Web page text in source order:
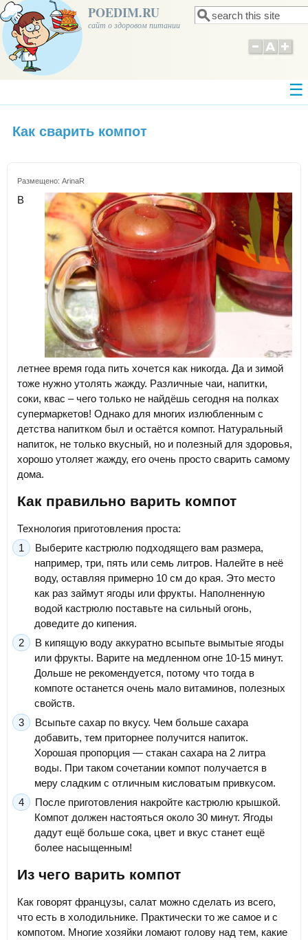
POEDIM.RU
сайт о здоровом питании Форма поиска
Поиск
Как сварить компот
Размещено: ArinaR
В
летнее время года пить хочется как никогда. Да и зимой
тоже нужно утолять жажду. Различные чаи, напитки,
соки, квас – чего только не найдёшь сегодня на полках
супермаркетов! Однако для многих излюбленным с
детства напитком был и остаётся компот. Натуральный
напиток, не только вкусный, но и полезный для здоровья,
хорошо утоляет жажду, его очень просто сварить самому
дома.
Как правильно варить компот
Технология приготовления проста:
Выберите кастрюлю подходящего вам размера,
например, три, пять или семь литров. Налейте в неё
воду, оставляя примерно 10 см до края. Это место
как раз займут ягоды или фрукты. Наполненную
водой кастрюлю поставьте на сильный огонь,
доведите до кипения.
В кипящую воду аккуратно всыпьте вымытые ягоды
или фрукты. Варите на медленном огне 10-15 минут.
Дольше не рекомендуется, потому что тогда в
компоте останется очень мало витаминов, полезных
свойств.
Всыпьте сахар по вкусу. Чем больше сахара
добавить, тем приторнее получится напиток.
Хорошая пропорция — стакан сахара на 2 литра
воды. При таком сочетании компот получается в
меру сладким с отличным кисловатым привкусом.
После приготовления накройте кастрюлю крышкой.
Компот должен настояться около 30 минут. Ягоды
дадут ещё больше сока, цвет и вкус станет ещё
более насыщенным!
Из чего варить компот
Как говорят французы, салат можно сделать из всего,
что есть в холодильнике. Практически то же самое и с
компотом. Многие хозяйки ломают голову над тем, какие